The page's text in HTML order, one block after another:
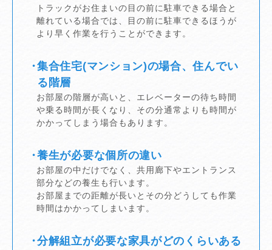
トラックがお住まいの目の前に駐車できる場合と
離れている場合では、目の前に駐車できるほうが
より早く作業を行うことができます。
集合住宅(マンション)の場合、住んでい
る階層
お部屋の階層が高いと、エレベーターの待ち時間
や乗る時間が長くなり、その分通常よりも時間が
かかってしまう場合もあります。
養生が必要な個所の違い
お部屋の中だけでなく、共用廊下やエントランス
部分などの養生も行います。
お部屋までの距離が長いとその分どうしても作業
時間はかかってしまいます。
分解組立が必要な家具がどのくらいある